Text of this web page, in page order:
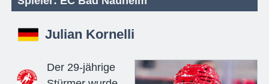
Julian Kornelli
Der 29-jährige